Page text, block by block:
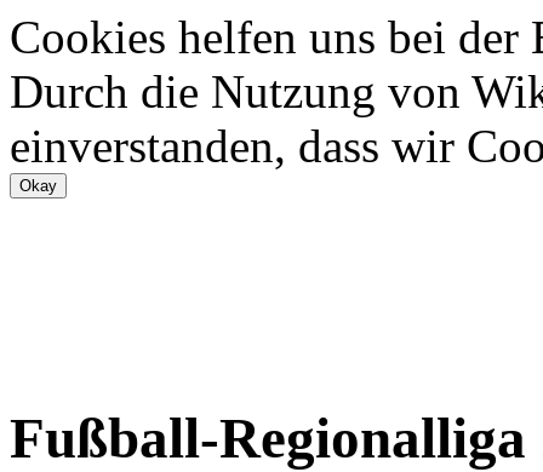
Cookies helfen uns bei
Durch die Nutzung von
einverstanden, dass wir
Fußball-Regionalliga